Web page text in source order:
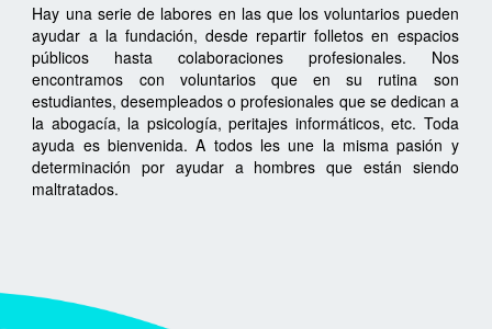
Hay una serie de labores en las que los voluntarios pueden
ayudar a la fundación, desde repartir folletos en espacios
públicos hasta colaboraciones profesionales. Nos
encontramos con voluntarios que en su rutina son
estudiantes, desempleados o profesionales que se dedican a
la abogacía, la psicología, peritajes informáticos, etc. Toda
ayuda es bienvenida. A todos les une la misma pasión y
determinación por ayudar a hombres que están siendo
maltratados.